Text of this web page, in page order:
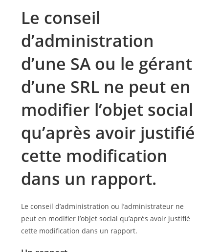
Le conseil
d’administration
d’une SA ou le gérant
d’une SRL ne peut en
modifier l’objet social
qu’après avoir justifié
cette modification
dans un rapport.
Le conseil d’administration ou l’administrateur ne
peut en modifier l’objet social qu’après avoir justifié
cette modification dans un rapport.